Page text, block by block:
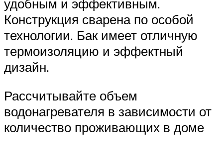
удобным и эффективным.
Конструкция сварена по особой
технологии. Бак имеет отличную
термоизоляцию и эффектный
дизайн.
Рассчитывайте объем
водонагревателя в зависимости от
количество проживающих в доме